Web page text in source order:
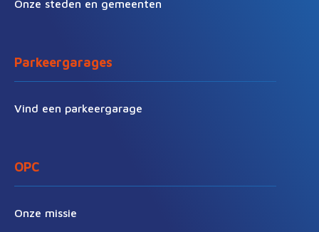
Onze steden en gemeenten
Parkeergarages
Vind een parkeergarage
OPC
Onze missie